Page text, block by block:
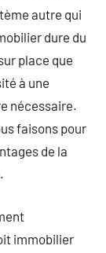
autre qui
dure du
place que
à une
nécessaire.
faisons pour
de la
immobilier